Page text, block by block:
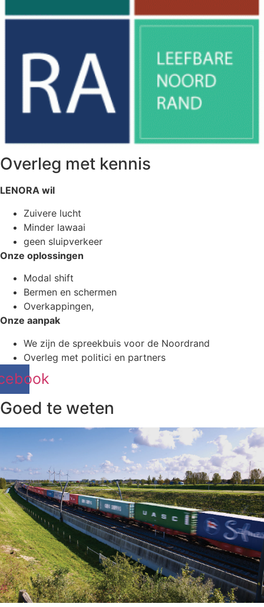
Overleg met kennis
LENORA wil
Zuivere lucht
Minder lawaai
geen sluipverkeer
Onze oplossingen
Modal shift
Bermen en schermen
Overkappingen,
Onze aanpak
We zijn de spreekbuis voor de Noordrand
Overleg met politici en partners
Goed te weten